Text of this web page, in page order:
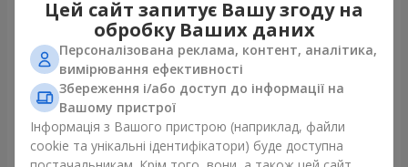
Букет "Твої хризантеми"
1 834 грн
Замовити
Букет "Пана Кота"
Замовити
Цей сайт запитує Вашу згоду на
обробку Ваших даних
Персоналізована реклама, контент, аналітика,
вимірювання ефективності
Збереження і/або доступ до інформації на
Вашому пристрої
Інформація з Вашого пристрою (наприклад, файли
cookie та унікальні ідентифікатори) буде доступна